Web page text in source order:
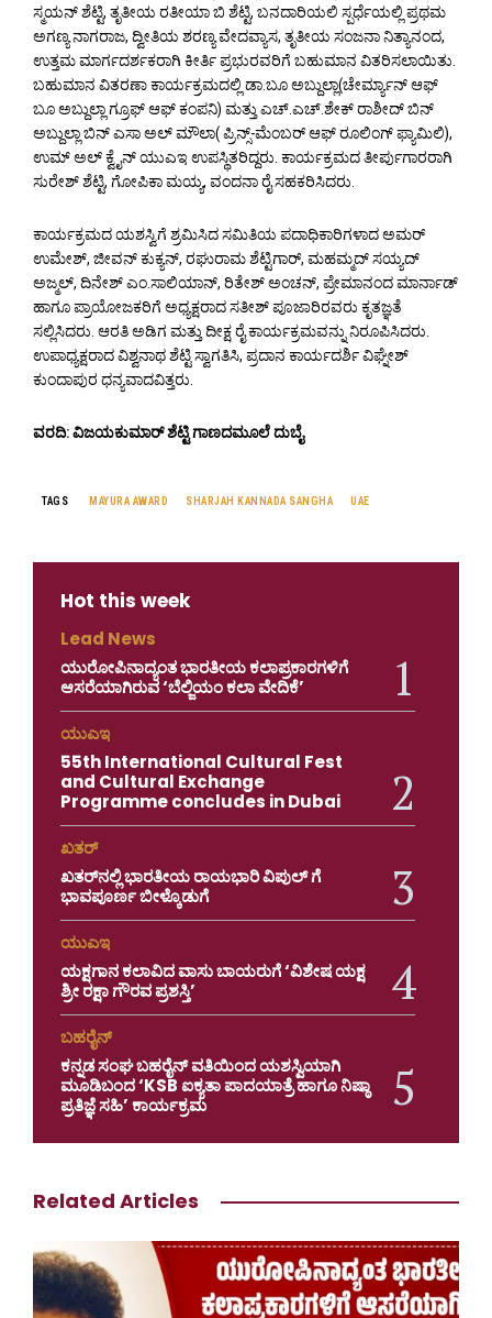
ಸ್ಮಯನ್ ಶೆಟ್ಟಿ, ತೃತೀಯ ರತೀಯಾ ಬಿ ಶೆಟ್ಟಿ, ಬನದಾರಿಯಲಿ ಸ್ಪರ್ಧೆಯಲ್ಲಿ ಪ್ರಥಮ
ಅಗಣ್ಯ ನಾಗರಾಜ, ದ್ವೀತಿಯ ಶರಣ್ಯ ವೇದವ್ಯಾಸ, ತೃತೀಯ ಸಂಜನಾ ನಿತ್ಯಾನಂದ,
ಉತ್ತಮ ಮಾರ್ಗದರ್ಶಕರಾಗಿ ಕೀರ್ತಿ ಪ್ರಭುರವರಿಗೆ ಬಹುಮಾನ ವಿತರಿಸಲಾಯಿತು.
ಬಹುಮಾನ ವಿತರಣಾ ಕಾರ್ಯಕ್ರಮದಲ್ಲಿ ಡಾ.ಬೂ ಅಬ್ದುಲ್ಲಾ(ಚೇರ್ಮ್ಯಾನ್ ಆಫ್
ಬೂ ಅಬ್ದುಲ್ಲಾ ಗ್ರೂಫ್ ಆಫ್ ಕಂಪನಿ) ಮತ್ತು ಎಚ್.ಎಚ್.ಶೇಕ್ ರಾಶೀದ್ ಬಿನ್
ಅಬ್ದುಲ್ಲಾ ಬಿನ್ ಎಸಾ ಅಲ್ ಮೌಲಾ( ಪ್ರಿನ್ಸ್-ಮೆಂಬರ್ ಆಫ್ ರೂಲಿಂಗ್ ಫ್ಯಾಮಿಲಿ),
ಉಮ್ ಅಲ್ ಕ್ವೈನ್ ಯುಎಇ ಉಪಸ್ಥಿತರಿದ್ದರು. ಕಾರ್ಯಕ್ರಮದ ತೀರ್ಪುಗಾರರಾಗಿ
ಸುರೇಶ್ ಶೆಟ್ಟಿ, ಗೋಪಿಕಾ ಮಯ್ಯ, ವಂದನಾ ರೈ ಸಹಕರಿಸಿದರು.
ಕಾರ್ಯಕ್ರಮದ ಯಶಸ್ವಿಗೆ ಶ್ರಮಿಸಿದ ಸಮಿತಿಯ ಪದಾಧಿಕಾರಿಗಳಾದ ಅಮರ್
ಉಮೇಶ್, ಜೀವನ್ ಕುಕ್ಯನ್, ರಘುರಾಮ ಶೆಟ್ಟಿಗಾರ್, ಮಹಮ್ಮದ್ ಸಯ್ಯದ್
ಅಜ್ಮಲ್, ದಿನೇಶ್ ಎಂ.ಸಾಲಿಯಾನ್, ರಿತೇಶ್ ಅಂಚನ್, ಪ್ರೇಮಾನಂದ ಮಾರ್ನಾಡ್
ಹಾಗೂ ಪ್ರಾಯೋಜಕರಿಗೆ ಅಧ್ಯಕ್ಷರಾದ ಸತೀಶ್ ಪೂಜಾರಿರವರು ಕೃತಜ್ಞತೆ
ಸಲ್ಲಿಸಿದರು. ಆರತಿ ಅಡಿಗ ಮತ್ತು ದೀಕ್ಷ ರೈ ಕಾರ್ಯಕ್ರಮವನ್ನು ನಿರೂಪಿಸಿದರು.
ಉಪಾಧ್ಯಕ್ಷರಾದ ವಿಶ್ವನಾಥ ಶೆಟ್ಟಿ ಸ್ವಾಗತಿಸಿ, ಪ್ರದಾನ ಕಾರ್ಯದರ್ಶಿ ವಿಘ್ನೇಶ್
ಕುಂದಾಪುರ ಧನ್ಯವಾದವಿತ್ತರು.
ವರದಿ: ವಿಜಯಕುಮಾರ್ ಶೆಟ್ಟಿ ಗಾಣದಮೂಲೆ ದುಬೈ
TAGS MAYURA AWARD SHARJAH KANNADA SANGHA UAE
Hot this week
Lead News
ಯುರೋಪಿನಾದ್ಯಂತ ಭಾರತೀಯ ಕಲಾಪ್ರಕಾರಗಳಿಗೆ
ಆಸರೆಯಾಗಿರುವ ‘ಬೆಲ್ಜಿಯಂ ಕಲಾ ವೇದಿಕೆ’
ಯುಎಇ
55th International Cultural Fest
and Cultural Exchange
Programme concludes in Dubai
ಖತರ್
ಖತರ್‌ನಲ್ಲಿ ಭಾರತೀಯ ರಾಯಭಾರಿ ವಿಪುಲ್ ಗೆ
ಭಾವಪೂರ್ಣ ಬೀಳ್ಕೊಡುಗೆ
ಯುಎಇ
ಯಕ್ಷಗಾನ ಕಲಾವಿದ ವಾಸು ಬಾಯರುಗೆ ‘ವಿಶೇಷ ಯಕ್ಷ
ಶ್ರೀ ರಕ್ಷಾ ಗೌರವ ಪ್ರಶಸ್ತಿ’
ಬಹರೈನ್
ಕನ್ನಡ ಸಂಘ ಬಹರೈನ್ ವತಿಯಿಂದ ಯಶಸ್ವಿಯಾಗಿ
ಮೂಡಿಬಂದ ‘KSB ಐಕ್ಯತಾ ಪಾದಯಾತ್ರೆ ಹಾಗೂ ನಿಷ್ಠಾ
ಪ್ರತಿಜ್ಞೆ ಸಹಿ’ ಕಾರ್ಯಕ್ರಮ
Related Articles